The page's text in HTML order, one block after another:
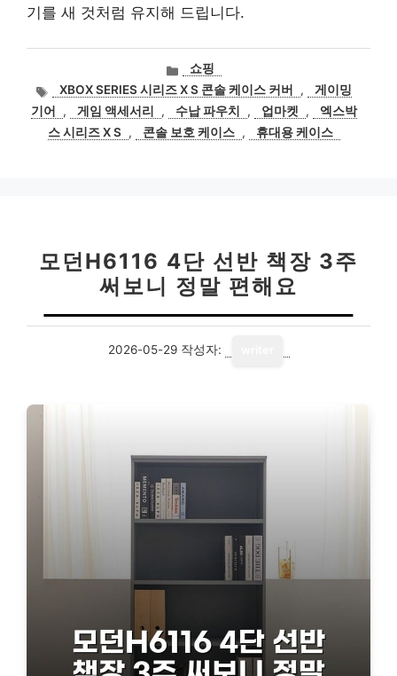
기를 새 것처럼 유지해 드립니다.
카
테
고
리
쇼핑
태
그
XBOX SERIES 시리즈 X S 콘솔 케이스 커버 ,
게이밍
기어
, 게임 액세서리 , 수납 파우치 , 업마켓 ,
엑스박
스 시리즈 X S , 콘솔 보호 케이스 , 휴대용 케이스
모던H6116 4단 선반 책장 3주
써보니 정말 편해요
2026-05-29 작성자: